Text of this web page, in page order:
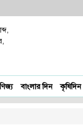
বাংলার দিন কৃষিদিন